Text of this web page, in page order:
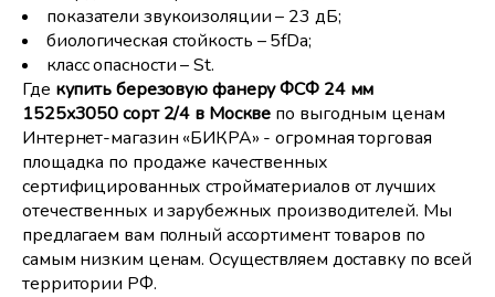
показатели звукоизоляции – 23 дБ;
биологическая стойкость – 5fDa;
класс опасности – St.
Где купить березовую фанеру ФСФ 24 мм
1525x3050 сорт 2/4 в Москве по выгодным ценам
Интернет-магазин «БИКРА» - огромная торговая
площадка по продаже качественных
сертифицированных стройматериалов от лучших
отечественных и зарубежных производителей. Мы
предлагаем вам полный ассортимент товаров по
самым низким ценам. Осуществляем доставку по всей
территории РФ.